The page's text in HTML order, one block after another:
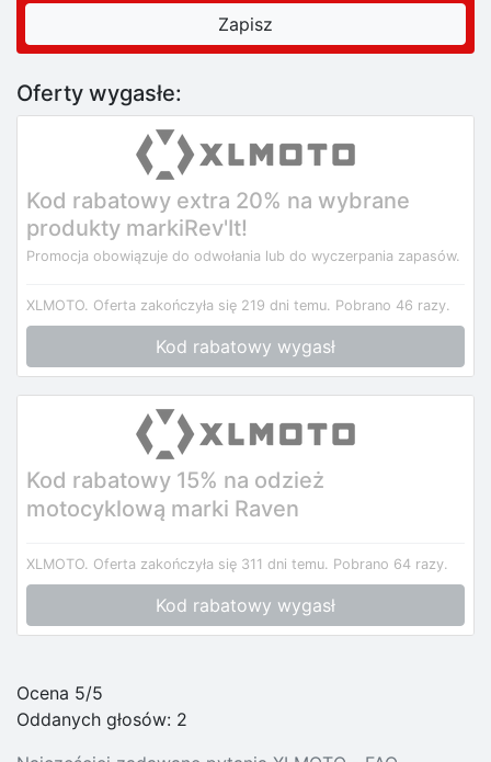
Oferty wygasłe:
Kod rabatowy extra 20% na wybrane
produkty markiRev'It!
Promocja obowiązuje do odwołania lub do wyczerpania zapasów.
XLMOTO. Oferta zakończyła się 219 dni temu. Pobrano 46 razy.
Kod rabatowy wygasł
Kod rabatowy 15% na odzież
motocyklową marki Raven
XLMOTO. Oferta zakończyła się 311 dni temu. Pobrano 64 razy.
Kod rabatowy wygasł
Ocena 5/5
Oddanych głosów: 2